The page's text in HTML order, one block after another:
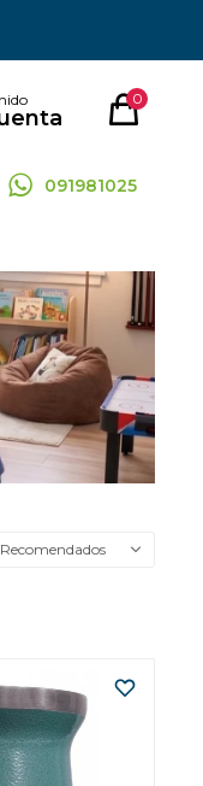
091981025
0
Recomendados